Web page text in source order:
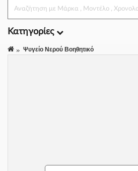
Κατηγορίες
Ψυγείο Νερού Βοηθητικό